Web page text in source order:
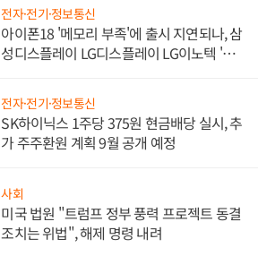
전자·전기·정보통신
아이폰18 '메모리 부족'에 출시 지연되나, 삼
성디스플레이 LG디스플레이 LG이노텍 '탈
전자·전기·정보통신
SK하이닉스 1주당 375원 현금배당 실시, 추
가 주주환원 계획 9월 공개 예정
사회
미국 법원 "트럼프 정부 풍력 프로젝트 동결
조치는 위법", 해제 명령 내려